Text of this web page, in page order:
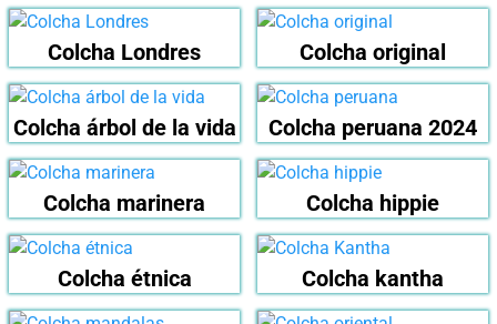
Colcha Londres Colcha original
Colcha árbol de la vida Colcha peruana 2024
Colcha marinera Colcha hippie
Colcha étnica Colcha kantha